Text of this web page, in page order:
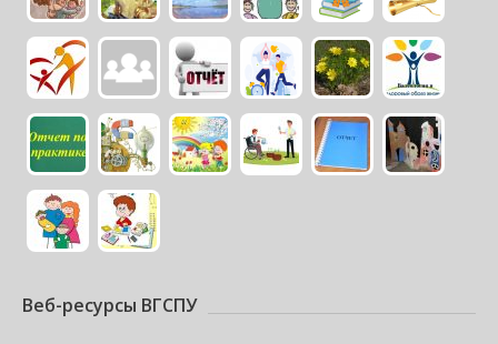
Веб-ресурсы ВГСПУ